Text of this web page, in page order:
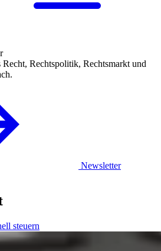
Rechtspolitik, Rechtsmarkt und
Newsletter
steuern